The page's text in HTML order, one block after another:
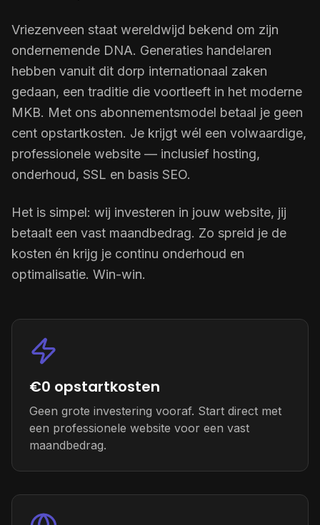
Vriezenveen staat wereldwijd bekend om zijn
ondernemende DNA. Generaties handelaren
hebben vanuit dit dorp internationaal zaken
gedaan, een traditie die voortleeft in het moderne
MKB. Met ons abonnementsmodel betaal je geen
cent opstartkosten. Je krijgt wél een volwaardige,
professionele website — inclusief hosting,
onderhoud, SSL en basis SEO.
Het is simpel: wij investeren in jouw website, jij
betaalt een vast maandbedrag. Zo spreid je de
kosten én krijg je continu onderhoud en
optimalisatie. Win-win.
€0 opstartkosten
Geen grote investering vooraf. Start direct met
een professionele website voor een vast
maandbedrag.